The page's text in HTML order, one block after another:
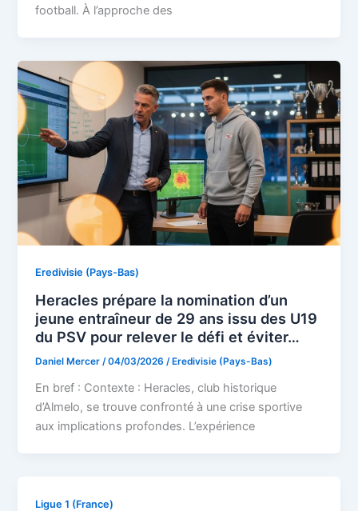
football. À l’approche des
Eredivisie (Pays-Bas)
Heracles prépare la nomination d’un
jeune entraîneur de 29 ans issu des U19
du PSV pour relever le défi et éviter…
Daniel Mercer/04/03/2026/ Eredivisie (Pays-Bas)
En bref : Contexte : Heracles, club historique
d’Almelo, se trouve confronté à une crise sportive
aux implications profondes. L’expérience
Ligue 1 (France)